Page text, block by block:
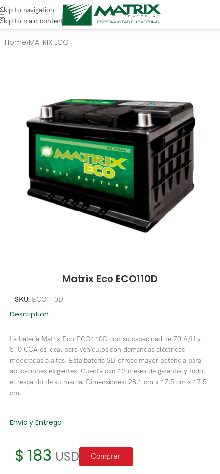
Skip to navigation
Skip to main content
Home/MATRIX ECO
Matrix Eco ECO110D
SKU: ECO110D
Description
La batería Matrix Eco ECO110D con su capacidad de 70 A/H y
510 CCA es ideal para vehículos con demandas eléctricas
moderadas a altas. Esta batería SLI ofrece mayor potencia para
aplicaciones exigentes. Cuenta con 12 meses de garantía y todo
el respaldo de su marca. Dimensiones: 28.1 cm x 17.5 cm x 17.5
cm.
Envio y Entrega
$ 183 USD Comprar